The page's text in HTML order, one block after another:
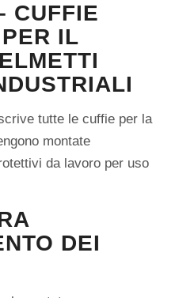
CUFFIE
IL
tutte le cuffie per la
montate
da lavoro per uso
DEI